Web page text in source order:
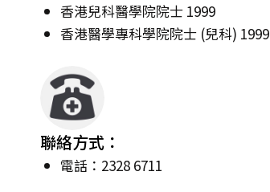
香港兒科醫學院院士 1999
香港醫學專科學院院士 (兒科) 1999
聯絡方式：
電話：2328 6711